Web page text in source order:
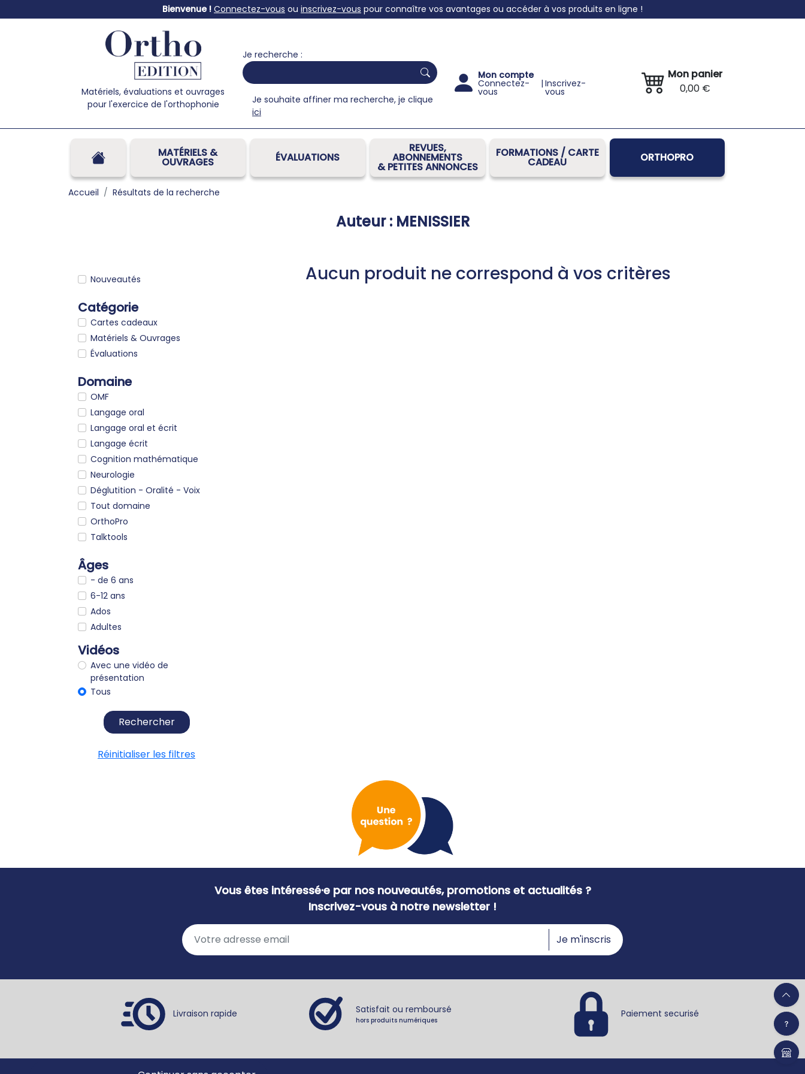
Bienvenue ! Connectez-vous ou inscrivez-vous pour connaître vos avantages ou accéder à vos produits en ligne !
Matériels, évaluations et ouvrages
pour l'exercice de l'orthophonie
Je recherche :
Je souhaite affiner ma recherche, je clique
ici
Mon compte
Connectez-
vous
| Inscrivez-
vous
Mon panier
0,00 €
MATÉRIELS &
OUVRAGES ÉVALUATIONS
REVUES,
ABONNEMENTS
& PETITES ANNONCES
FORMATIONS / CARTE
CADEAU ORTHOPRO
Accueil Résultats de la recherche
Auteur : MENISSIER
Nouveautés
Catégorie
Cartes cadeaux
Matériels & Ouvrages
Évaluations
Domaine
OMF
Langage oral
Langage oral et écrit
Langage écrit
Cognition mathématique
Neurologie
Déglutition - Oralité - Voix
Tout domaine
OrthoPro
Talktools
Âges
- de 6 ans
6-12 ans
Ados
Adultes
Vidéos
Avec une vidéo de
présentation
Tous
Rechercher
Réinitialiser les filtres
Aucun produit ne correspond à vos critères
Vous êtes intéressé·e par nos nouveautés, promotions et actualités ?
Inscrivez-vous à notre newsletter !
Je m'inscris
Livraison rapide Satisfait ou remboursé
hors produits numériques
Paiement securisé